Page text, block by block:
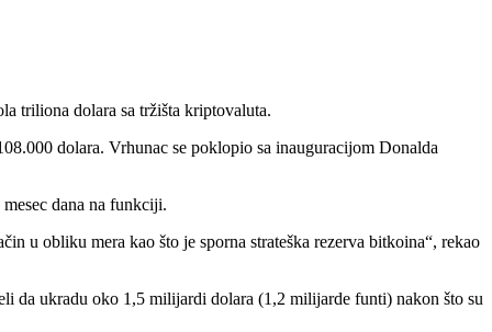
triliona dolara sa tržišta kriptovaluta.
dolara. Vrhunac se poklopio sa inauguracijom Donalda
dana na funkciji.
u obliku mera kao što je sporna strateška rezerva bitkoina“, rekao
da ukradu oko 1,5 milijardi dolara (1,2 milijarde funti) nakon što su